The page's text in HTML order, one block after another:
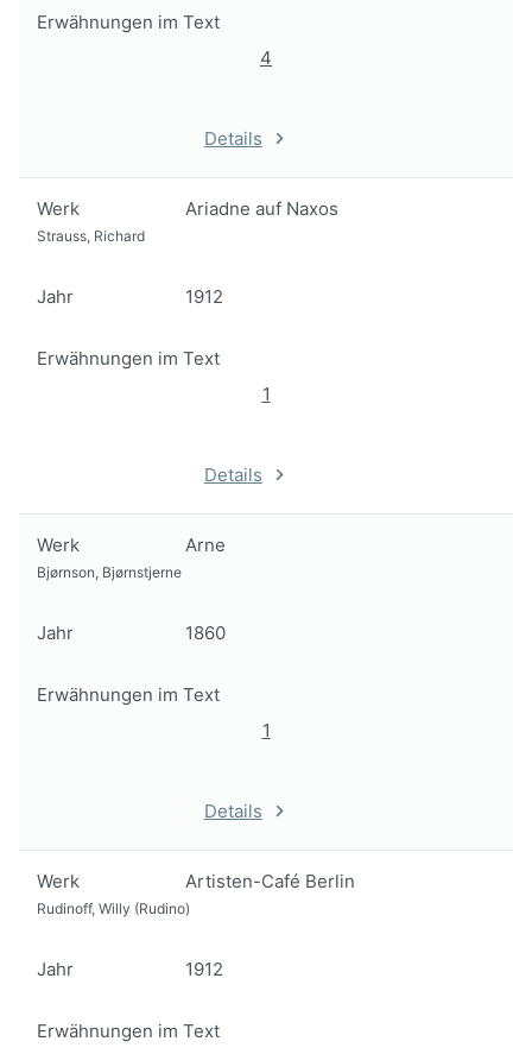
Erwähnungen im Text
4
Details
Werk Ariadne auf Naxos
Strauss, Richard
Jahr 1912
Erwähnungen im Text
1
Details
Werk Arne
Bjørnson, Bjørnstjerne
Jahr 1860
Erwähnungen im Text
1
Details
Werk Artisten-Café Berlin
Rudinoff, Willy (Rudino)
Jahr 1912
Erwähnungen im Text